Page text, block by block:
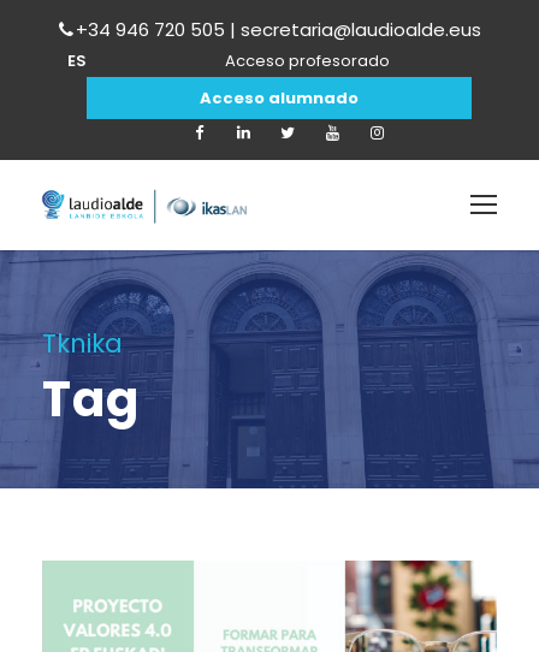
+34 946 720 505 | secretaria@laudioalde.eus
ES
Acceso profesorado
Acceso alumnado
Tknika
Tag